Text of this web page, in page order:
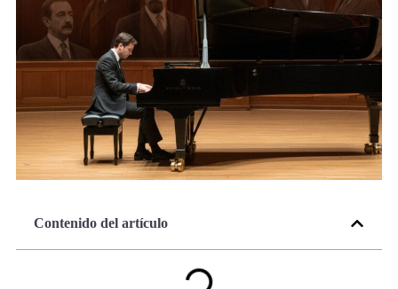
Contenido del artículo